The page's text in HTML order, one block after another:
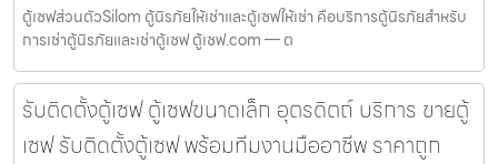
ตู้เซฟส่วนตัวSilom ตู้นิรภัยให้เช่าและตู้เซฟให้เช่า คือบริการตู้นิรภัยสำหรับ
การเช่าตู้นิรภัยและเช่าตู้เซฟ ตู้เซฟ.com — ต
รับติดตั้งตู้เซฟ ตู้เซฟขนาดเล็ก อุตรดิตถ์ บริการ ขายตู้
เซฟ รับติดตั้งตู้เซฟ พร้อมทีมงานมืออาชีพ ราคาถูก